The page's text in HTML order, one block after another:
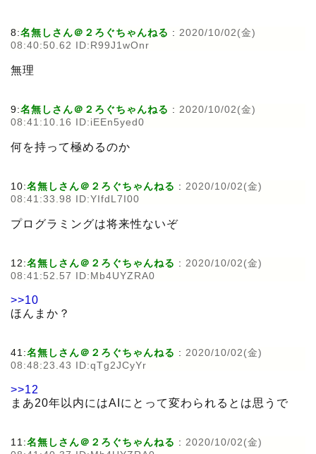
8:名無しさん＠２ろぐちゃんねる : 2020/10/02(金)
08:40:50.62 ID:R99J1wOnr
無理
9:名無しさん＠２ろぐちゃんねる : 2020/10/02(金)
08:41:10.16 ID:iEEn5yed0
何を持って極めるのか
10:名無しさん＠２ろぐちゃんねる : 2020/10/02(金)
08:41:33.98 ID:YIfdL7I00
プログラミングは将来性ないぞ
12:名無しさん＠２ろぐちゃんねる : 2020/10/02(金)
08:41:52.57 ID:Mb4UYZRA0
>>10
ほんまか？
41:名無しさん＠２ろぐちゃんねる : 2020/10/02(金)
08:48:23.43 ID:qTg2JCyYr
>>12
まあ20年以内にはAIにとって変わられるとは思うで
11:名無しさん＠２ろぐちゃんねる : 2020/10/02(金)